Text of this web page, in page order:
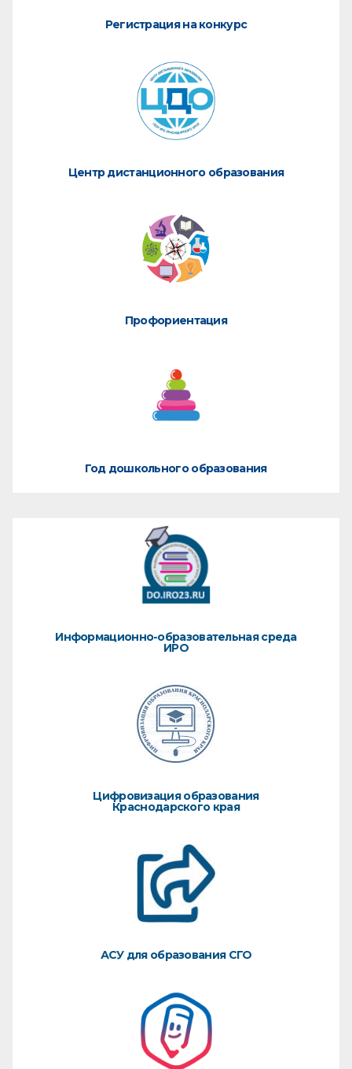
Регистрация на конкурс
Центр дистанционного образования
Профориентация
Год дошкольного образования
Информационно-образовательная среда
ИРО
Цифровизация образования
Краснодарского края
АСУ для образования СГО